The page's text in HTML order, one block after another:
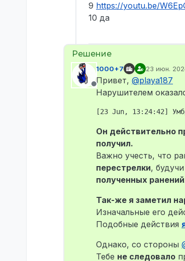
9 https://youtu.be/
10 да
Не в сети
1000+7 23 июн.
Привет, @playa187
Нарушителем
Он действительно
получил.
Важно учесть, что
перестрелки,
полученных ранений
Так-же я заметил
Изначальные его
Подобные действия
Однако, со стороны
Тебе не следовало